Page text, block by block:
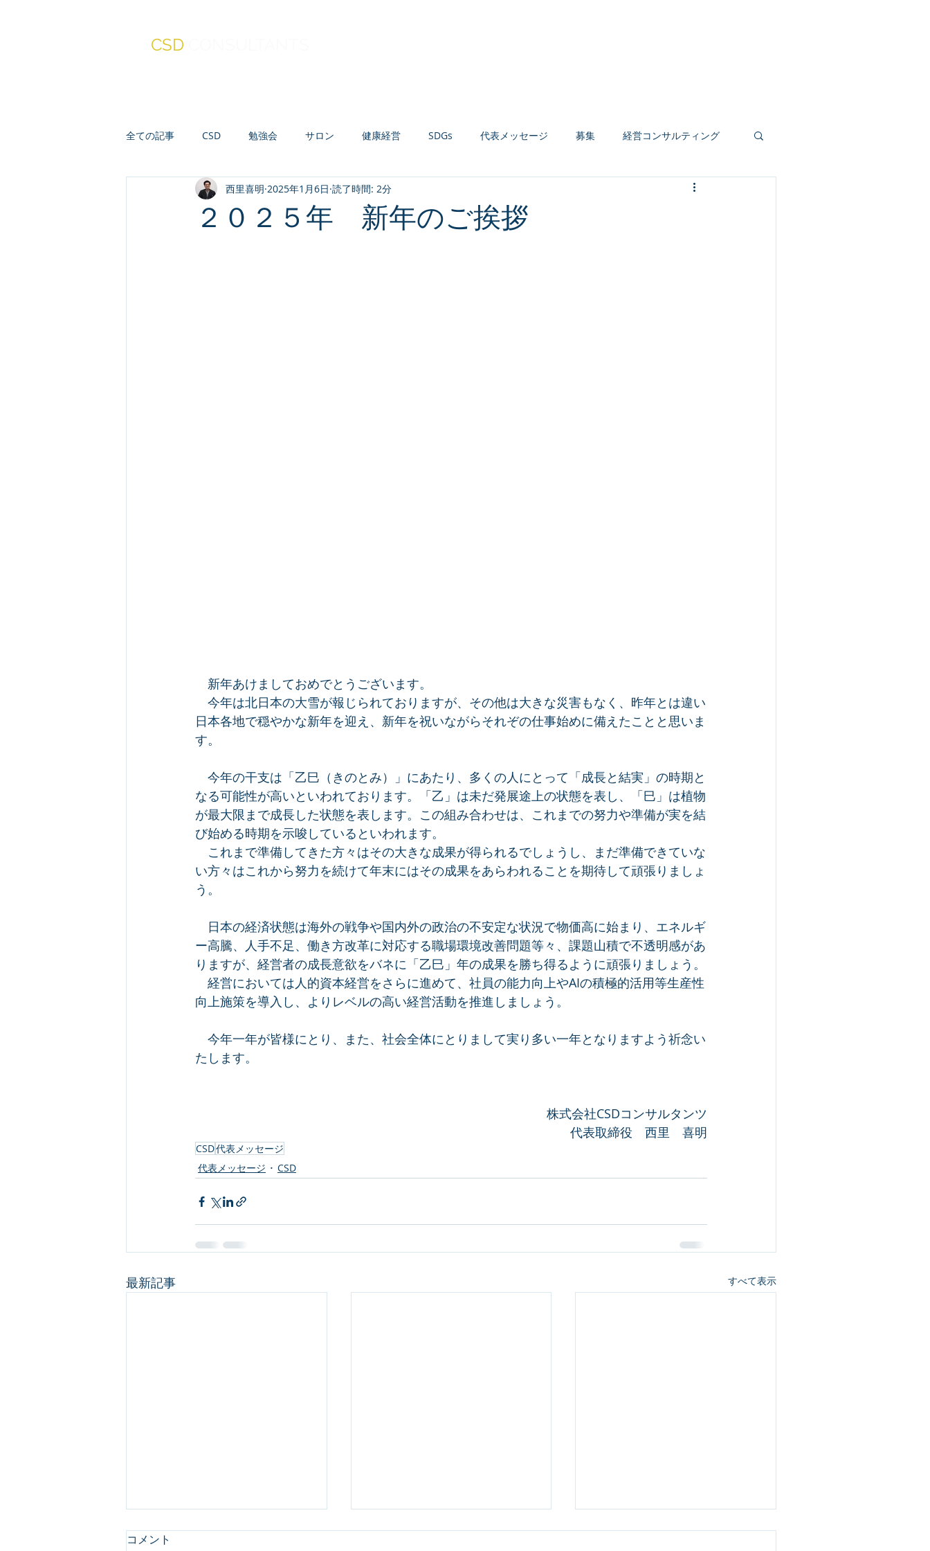
CSD
全ての記事 CSD 勉強会 サロン 健康経営 SDGs 代表メッセージ 募集 経営コンサルティング
真・報連相 セミナー 人材育成 組織活性化 人事評価制度
２０２５年 新年のご挨拶
西里喜明 2025年1月6日 読了時間: 2分
新年あけましておめでとうございます。
今年は北日本の大雪が報じられておりますが、その他は大きな災害もなく、昨年とは違い
日本各地で穏やかな新年を迎え、新年を祝いながらそれぞの仕事始めに備えたことと思いま
す。
今年の干支は「乙巳（きのとみ）」にあたり、多くの人にとって「成長と結実」の時期と
なる可能性が高いといわれております。「乙」は未だ発展途上の状態を表し、「巳」は植物
が最大限まで成長した状態を表します。この組み合わせは、これまでの努力や準備が実を結
び始める時期を示唆しているといわれます。
これまで準備してきた方々はその大きな成果が得られるでしょうし、まだ準備できていな
い方々はこれから努力を続けて年末にはその成果をあらわれることを期待して頑張りましょ
う。
日本の経済状態は海外の戦争や国内外の政治の不安定な状況で物価高に始まり、エネルギ
ー高騰、人手不足、働き方改革に対応する職場環境改善問題等々、課題山積で不透明感があ
りますが、経営者の成長意欲をバネに「乙巳」年の成果を勝ち得るように頑張りましょう。
経営においては人的資本経営をさらに進めて、社員の能力向上やAIの積極的活用等生産性
向上施策を導入し、よりレベルの高い経営活動を推進しましょう。
今年一年が皆様にとり、また、社会全体にとりまして実り多い一年となりますよう祈念い
たします。
株式会社CSDコンサルタンツ
代表取締役　西里　喜明
CSD代表メッセージ
代表メッセージ
CSD
最新記事 すべて表示
コメント